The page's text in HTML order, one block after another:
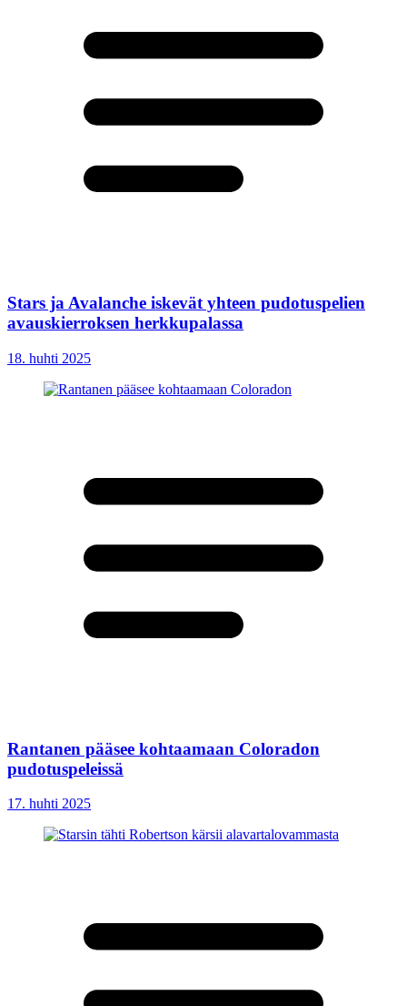
Stars ja Avalanche iskevät yhteen pudotuspelien
avauskierroksen herkkupalassa
18. huhti 2025
Rantanen pääsee kohtaamaan Coloradon
pudotuspeleissä
17. huhti 2025